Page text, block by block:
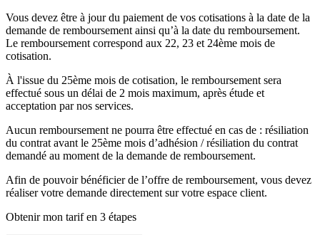
Vous devez être à jour du paiement de vos cotisations à la date de la
demande de remboursement ainsi qu’à la date du remboursement.
Le remboursement correspond aux 22, 23 et 24ème mois de
cotisation.
À l'issue du 25ème mois de cotisation, le remboursement sera
effectué sous un délai de 2 mois maximum, après étude et
acceptation par nos services.
Aucun remboursement ne pourra être effectué en cas de : résiliation
du contrat avant le 25ème mois d’adhésion / résiliation du contrat
demandé au moment de la demande de remboursement.
Afin de pouvoir bénéficier de l’offre de remboursement, vous devez
réaliser votre demande directement sur votre espace client.
Obtenir mon tarif en 3 étapes